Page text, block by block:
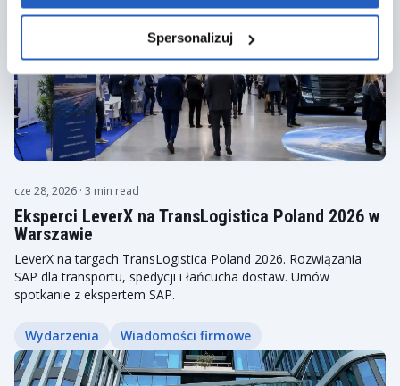
Spersonalizuj
cze 28, 2026 · 3 min read
Eksperci LeverX na TransLogistica Poland 2026 w
Warszawie
LeverX na targach TransLogistica Poland 2026. Rozwiązania
SAP dla transportu, spedycji i łańcucha dostaw. Umów
spotkanie z ekspertem SAP.
Wydarzenia Wiadomości firmowe